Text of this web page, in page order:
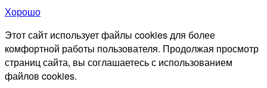
Хорошо
Этот сайт использует файлы cookies для более
комфортной работы пользователя. Продолжая просмотр
страниц сайта, вы соглашаетесь с использованием
файлов cookies.